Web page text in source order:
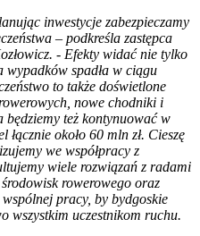
inwestycje zabezpieczamy
– podkreśla zastępca
- Efekty widać nie tylko
spadła w ciągu
to także doświetlone
nowe chodniki i
będziemy też kontynuować w
około 60 mln zł. Cieszę
we współpracy z
wiele rozwiązań z radami
rowerowego oraz
pracy, by bydgoskie
wszystkim uczestnikom ruchu.